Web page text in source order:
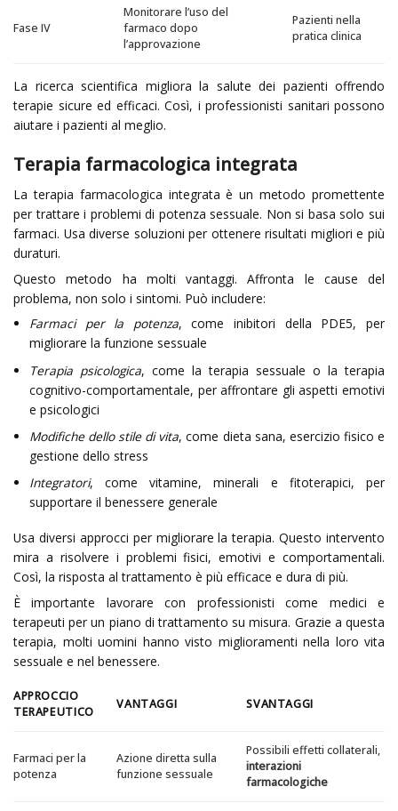
Fase IV
Monitorare l’uso del
farmaco dopo
l’approvazione
Pazienti nella
pratica clinica
La ricerca scientifica migliora la salute dei pazienti offrendo
terapie sicure ed efficaci. Così, i professionisti sanitari possono
aiutare i pazienti al meglio.
Terapia farmacologica integrata
La terapia farmacologica integrata è un metodo promettente
per trattare i problemi di potenza sessuale. Non si basa solo sui
farmaci. Usa diverse soluzioni per ottenere risultati migliori e più
duraturi.
Questo metodo ha molti vantaggi. Affronta le cause del
problema, non solo i sintomi. Può includere:
Farmaci per la potenza, come inibitori della PDE5, per
migliorare la funzione sessuale
Terapia psicologica, come la terapia sessuale o la terapia
cognitivo-comportamentale, per affrontare gli aspetti emotivi
e psicologici
Modifiche dello stile di vita, come dieta sana, esercizio fisico e
gestione dello stress
Integratori, come vitamine, minerali e fitoterapici, per
supportare il benessere generale
Usa diversi approcci per migliorare la terapia. Questo intervento
mira a risolvere i problemi fisici, emotivi e comportamentali.
Così, la risposta al trattamento è più efficace e dura di più.
È importante lavorare con professionisti come medici e
terapeuti per un piano di trattamento su misura. Grazie a questa
terapia, molti uomini hanno visto miglioramenti nella loro vita
sessuale e nel benessere.
APPROCCIO
TERAPEUTICO
VANTAGGI SVANTAGGI
Farmaci per la
potenza
Azione diretta sulla
funzione sessuale
Possibili effetti collaterali,
interazioni
farmacologiche